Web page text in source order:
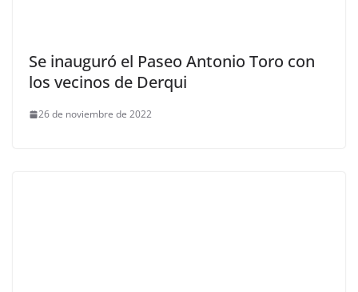
Se inauguró el Paseo Antonio Toro con
los vecinos de Derqui
26 de noviembre de 2022